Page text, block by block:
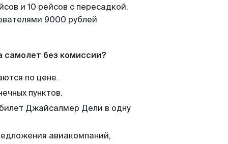
и 10 рейсов с пересадкой.
9000 рублей
самолет без комиссии?
по цене.
пунктов.
Джайсалмер Дели в одну
авиакомпаний,